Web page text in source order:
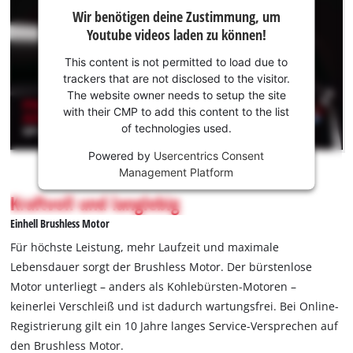
benötigen
deine
Zustimmung,
um Youtube
laden zu
können!
This
content
permitted
to
load
to
trackers
that
are
not
Wir benötigen deine Zustimmung, um
Youtube videos laden zu können!
This content is not permitted to load due to
trackers that are not disclosed to the visitor.
The website owner needs to setup the site
with their CMP to add this content to the list
of technologies used.
Powered by Usercentrics Consent
Management Platform
Kraftvoll und langlebig
Einhell Brushless Motor
Für höchste Leistung, mehr Laufzeit und maximale
Lebensdauer sorgt der Brushless Motor. Der bürstenlose
Motor unterliegt – anders als Kohlebürsten-Motoren –
keinerlei Verschleiß und ist dadurch wartungsfrei. Bei Online-
Registrierung gilt ein 10 Jahre langes Service-Versprechen auf
den Brushless Motor.